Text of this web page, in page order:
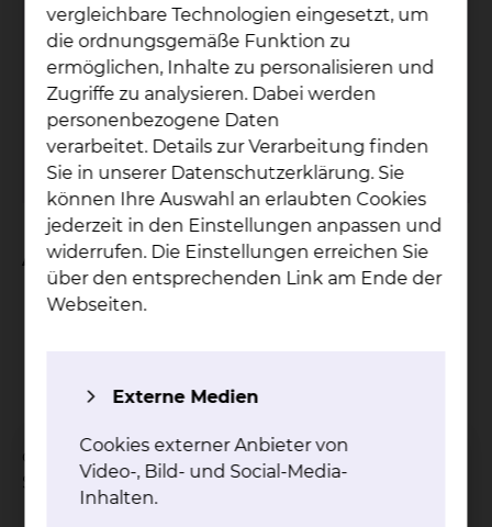
Pa­ti­en­ten­bü­che­rei
Der Service der Patientenbücherei wird nur
am Standort Salzdahlumer Straße
angeboten.
mehr
An wen verleihen wir?
Patientinnen und Patienten
Angestellte
des Städtischen Klinikums am Standort
Salzdahlumer Straße.
vergleichbare Technologien eingesetzt, um
die ordnungsgemäße Funktion zu
ermöglichen, Inhalte zu personalisieren und
Zugriffe zu analysieren. Dabei werden
personenbezogene Daten
verarbeitet. Details zur Verarbeitung finden
Sie in unserer Datenschutzerklärung. Sie
können Ihre Auswahl an erlaubten Cookies
jederzeit in den Einstellungen anpassen und
widerrufen. Die Einstellungen erreichen Sie
über den entsprechenden Link am Ende der
Webseiten.
Externe Medien
Cookies externer Anbieter von
Video-, Bild- und Social-Media-
Inhalten.